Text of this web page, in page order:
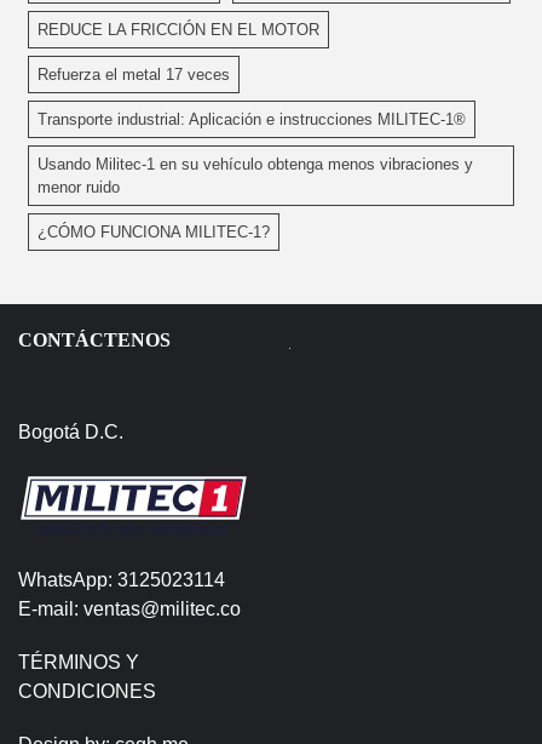
REDUCE LA FRICCIÓN EN EL MOTOR
Refuerza el metal 17 veces
Transporte industrial: Aplicación e instrucciones MILITEC-1®
Usando Militec-1 en su vehículo obtenga menos vibraciones y
menor ruido
¿CÓMO FUNCIONA MILITEC-1?
CONTÁCTENOS
Bogotá D.C.
WhatsApp: 3125023114
E-mail: ventas@militec.co
TÉRMINOS Y
CONDICIONES